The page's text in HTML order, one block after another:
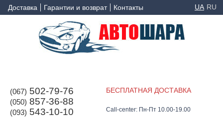
Доставка Гарантии и возврат Контакты UA RU
(067) 502-79-76
(050) 857-36-88
(093) 543-10-10
БЕСПЛАТНАЯ ДОСТАВКА
Call-center: Пн-Пт 10.00-19.00